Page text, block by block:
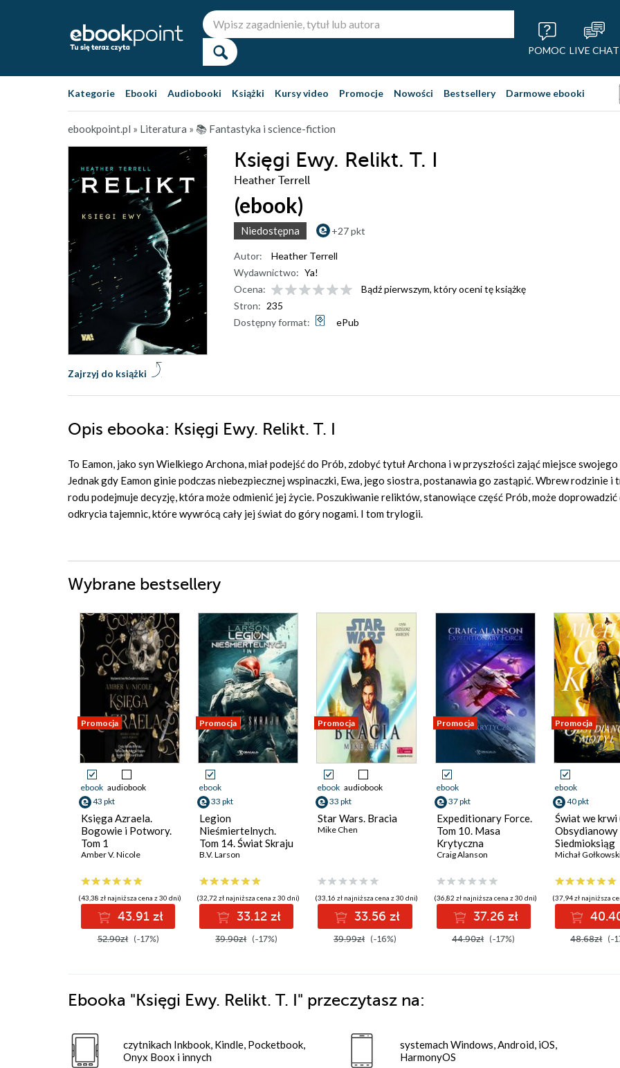
POMOC LIVE CHAT
Kategorie Ebooki Audiobooki Książki Kursy video Promocje Nowości Bestsellery Darmowe ebooki
ebookpoint.pl » Literatura » 📚 Fantastyka i science-fiction
Księgi Ewy. Relikt. T. I
Heather Terrell
(ebook)
Niedostępna +27 pkt
Zajrzyj do książki
Autor:
Heather Terrell
Wydawnictwo: Ya!
Ocena:
Bądź pierwszym, który oceni tę książkę
Stron: 235
Dostępny format:
ePub
Opis ebooka: Księgi Ewy. Relikt. T. I
To Eamon, jako syn Wielkiego Archona, miał podejść do Prób, zdobyć tytułArchona i w przyszłości zająć miejsce
Jednak gdy Eamonginie podczas niebezpiecznej wspinaczki, Ewa, jego siostra, postanawia go zastąpić. Wbrew rodzinie i
rodu podejmuje decyzję, która może odmienić jej życie. Poszukiwanie reliktów, stanowiące część Prób, może doprowadzić
odkrycia tajemnic, które wywrócą cały jej świat do górynogami. I tom trylogii.
Wybrane bestsellery
Promocja
ebook audiobook
43 pkt
Księga Azraela.
Bogowie i Potwory.
Tom 1
Amber V. Nicole
(43,38 zł najniższa cena z 30 dni)
43.91 zł
52.90zł (-17%)
Promocja
ebook
33 pkt
Legion
Nieśmiertelnych.
Tom 14. Świat Skraju
B.V. Larson
(32,72 zł najniższa cena z 30 dni)
33.12 zł
39.90zł (-17%)
Promocja
ebook audiobook
33 pkt
Star Wars. Bracia
Mike Chen
(33,16 zł najniższa cena z 30 dni)
33.56 zł
39.99zł (-16%)
Promocja
ebook
37 pkt
Expeditionary Force.
Tom 10. Masa
Krytyczna
Craig Alanson
(36,82 zł najniższa cena z 30 dni)
37.26 zł
44.90zł (-17%)
Promocja
ebook
40 pkt
Świat we krwi
Siedmioksiąg
Grzechu. Tom
Michał
(37,94 zł najniższa
48.68zł (-
Ebooka "Księgi Ewy. Relikt. T. I" przeczytasz na:
czytnikach Inkbook, Kindle, Pocketbook,
Onyx Boox i innych
systemach Windows, Android, iOS,
HarmonyOS